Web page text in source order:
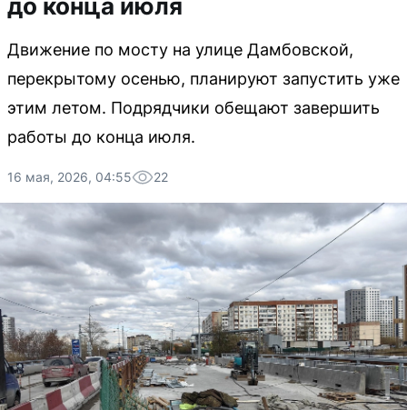
до конца июля
Движение по мосту на улице Дамбовской,
перекрытому осенью, планируют запустить уже
этим летом. Подрядчики обещают завершить
работы до конца июля.
16 мая, 2026, 04:55 22